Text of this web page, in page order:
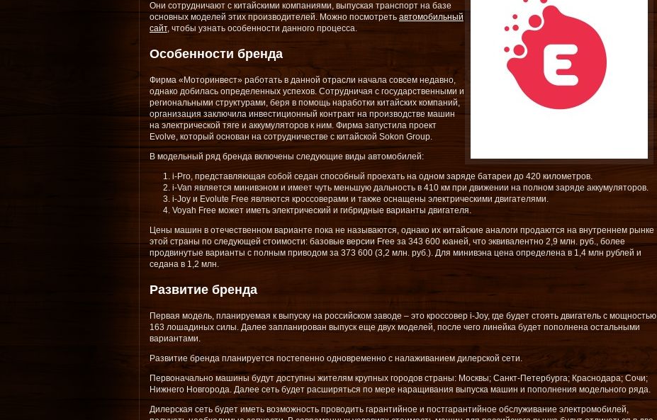
Они сотрудничают с китайскими компаниями, выпуская транспорт на базе
основных моделей этих производителей. Можно посмотреть автомобильный
сайт, чтобы узнать особенности данного процесса.
Особенности бренда
Фирма «Моторинвест» работать в данной отрасли начала совсем недавно,
однако добилась определенных успехов. Сотрудничая с государственными и
региональными структурами, беря в помощь наработки китайских компаний,
организация заключила инвестиционный контракт на производстве машин
на электрической тяге и аккумуляторов к ним. Фирма запустила проект
Evolve, который основан на сотрудничестве с китайской Sokon Group.
В модельный ряд бренда включены следующие виды автомобилей:
i-Pro, представляющая собой седан способный проехать на одном заряде батареи до 420 километров.
i-Van является минивэном и имеет чуть меньшую дальность в 410 км при движении на полном заряде аккумуляторов.
i-Joy и Evolute Free являются кроссоверами и также оснащены электрическими двигателями.
Voyah Free может иметь электрический и гибридные варианты двигателя.
Цены машин в отечественном варианте пока не называются, однако их китайские аналоги продаются на внутреннем рынке
этой страны по следующей стоимости: базовые версии Free за 343 600 юаней, что эквивалентно 2,9 млн. руб., более
продвинутые варианты с полным приводом за 373 600 (3,2 млн. руб.). Для минивэна цена определена в 1,4 млн рублей и
седана в 1,2 млн.
Развитие бренда
Первая модель, планируемая к выпуску на российском заводе – это кроссовер i-Joy, где будет стоять двигатель с мощностью
163 лошадиных силы. Далее запланирован выпуск еще двух моделей, после чего линейка будет пополнена остальными
вариантами.
Развитие бренда планируется постепенно одновременно с налаживанием дилерской сети.
Первоначально машины будут доступны жителям крупных городов страны: Москвы; Санкт-Петербурга; Краснодара; Сочи;
Нижнего Новгорода. Далее сеть будет расширяться по мере наращивания выпуска машин и пополнения модельного ряда.
Дилерская сеть будет иметь возможность проводить гарантийное и постгарантийное обслуживание электромобилей,